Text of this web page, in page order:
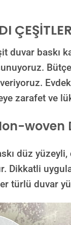
duvar baskı
zarafet ve
woven
düz yüzeyli,
Dikkatli
türlü duvar